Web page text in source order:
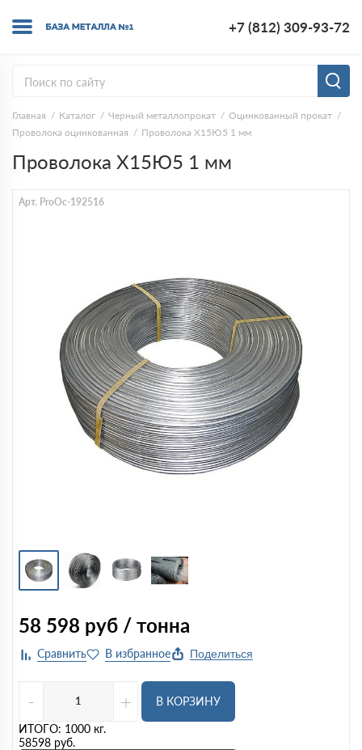
+7 (812) 309-93-72
Главная Каталог Черный металлопрокат
Оцинкованный прокат
Проволока оцинкованная
Проволока Х15Ю5 1 мм
Проволока Х15Ю5 1 мм
Арт. ProOc-192516
58 598 руб / тонна
Поделиться
- +
В КОРЗИНУ
ИТОГО: 1000 кг.
58598 руб.